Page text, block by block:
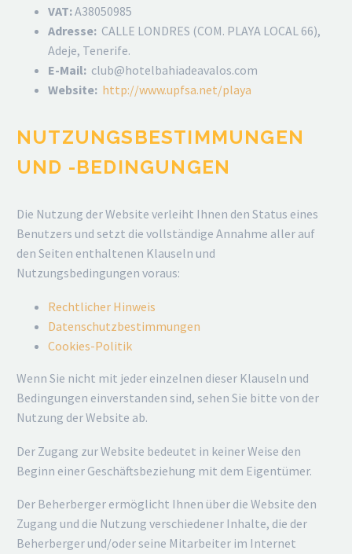
VAT:A38050985
Adresse: CALLE LONDRES (COM. PLAYA LOCAL 66),
Adeje, Tenerife.
E-Mail: club@hotelbahiadeavalos.com
Website: http://www.upfsa.net/playa
NUTZUNGSBESTIMMUNGEN
UND -BEDINGUNGEN
Die Nutzung der Website verleiht Ihnen den Status eines
Benutzers und setzt die vollständige Annahme aller auf
den Seiten enthaltenen Klauseln und
Nutzungsbedingungen voraus:
Rechtlicher Hinweis
Datenschutzbestimmungen
Cookies-Politik
Wenn Sie nicht mit jeder einzelnen dieser Klauseln und
Bedingungen einverstanden sind, sehen Sie bitte von der
Nutzung der Website ab.
Der Zugang zur Website bedeutet in keiner Weise den
Beginn einer Geschäftsbeziehung mit dem Eigentümer.
Der Beherberger ermöglicht Ihnen über die Website den
Zugang und die Nutzung verschiedener Inhalte, die der
Beherberger und/oder seine Mitarbeiter im Internet